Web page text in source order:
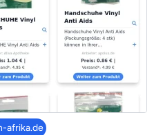
afrika.de